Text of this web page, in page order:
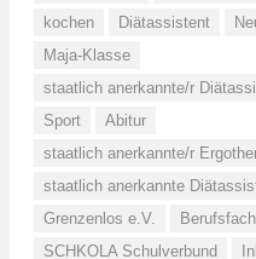
kochen
Diätassistent
Maja-Klasse
staatlich anerkannte/r
Sport
Abitur
staatlich anerkannte/r
staatlich anerkannte
Grenzenlos e.V.
SCHKOLA Schulverbund